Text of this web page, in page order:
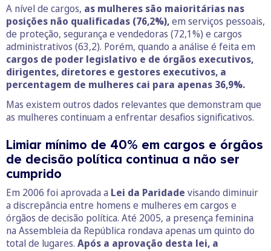
A nível de cargos, as mulheres são maioritárias nas
posições não qualificadas (76,2%),em serviços pessoais,
de proteção, segurança e vendedoras (72,1%) e cargos
administrativos (63,2). Porém, quando a análise é feita em
cargos de poder legislativo e de órgãos executivos,
dirigentes, diretores e gestores executivos, a
percentagem de mulheres cai para apenas 36,9%.
Mas existem outros dados relevantes que demonstram que
as mulheres continuam a enfrentar desafios significativos.
Limiar mínimo de 40% em cargos e órgãos
de decisão política continua a não ser
cumprido
Em 2006 foi aprovada a Lei da Paridade visando diminuir
a discrepância entre homens e mulheres em cargos e
órgãos de decisão política. Até 2005, a presença feminina
na Assembleia da República rondava apenas um quinto do
total de lugares. Após a aprovação desta lei, a